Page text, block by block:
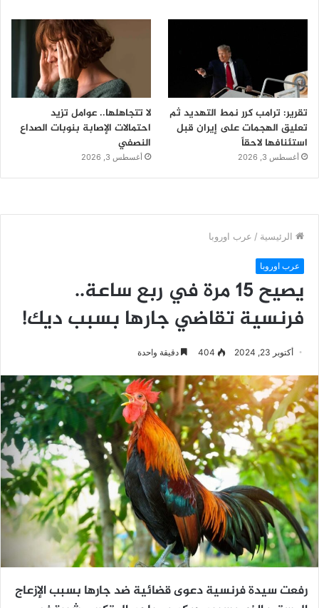
تقرير: ترامب كرر نمط التهديد ثم
تعليق الهجمات على إيران قبل
استئنافها لاحقاً
أغسطس 3, 2026
لا تتجاهلها.. عوامل تزيد
احتمالات الإصابة بنوبات الصداع
النصفي
أغسطس 3, 2026